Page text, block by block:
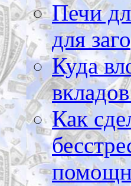
Печи
для
Куда
Как